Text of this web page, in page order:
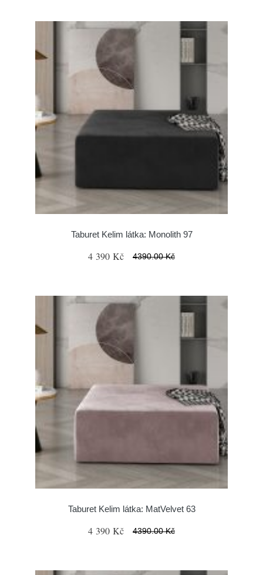
Taburet Kelim látka: Monolith 97
4 390 Kč 4390.00 Kč
Taburet Kelim látka: MatVelvet 63
4 390 Kč 4390.00 Kč